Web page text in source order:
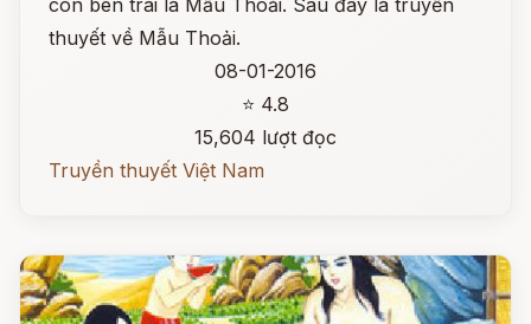
còn bên trái là Mẫu Thoải. Sau đây là truyền
thuyết về Mẫu Thoải.
08-01-2016
⭐ 4.8
15,604 lượt đọc
Truyền thuyết Việt Nam